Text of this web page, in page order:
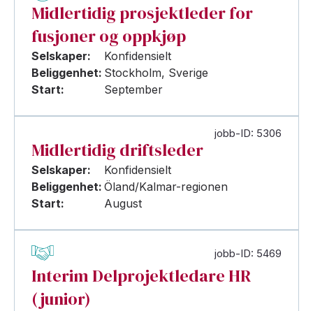
Midlertidig prosjektleder for
fusjoner og oppkjøp
Selskaper:
Konfidensielt
Beliggenhet: Stockholm, Sverige
Start:
September
jobb-ID: 5306
Midlertidig driftsleder
Selskaper:
Konfidensielt
Beliggenhet: Öland/Kalmar-regionen
Start:
August
jobb-ID: 5469
Interim Delprojektledare HR
(junior)